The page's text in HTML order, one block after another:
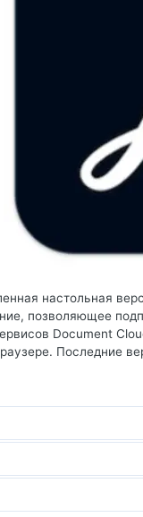
настольная
позволяющее
Doсument
Последние